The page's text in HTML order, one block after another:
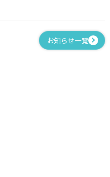
お知らせ一覧